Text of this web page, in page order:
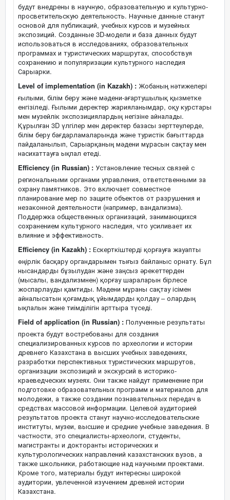
будут внедрены в научную, образовательную и культурно-
просветительскую деятельность. Научные данные станут
основой для публикаций, учебных курсов и музейных
экспозиций. Созданные 3D-модели и база данных будут
использоваться в исследованиях, образовательных
программах и туристических маршрутах, способствуя
сохранению и популяризации культурного наследия
Сарыарки.
Level of implementation (in Kazakh) : Жобаның нәтижелері
ғылыми, білім беру және мәдени-ағартушылық қызметке
енгізіледі. Ғылыми деректер жарияланымдар, оқу курстары
мен музейлік экспозициялардың негізіне айналады.
Құрылған 3D үлгілер мен деректер базасы зерттеулерде,
білім беру бағдарламаларында және туристік бағыттарда
пайдаланылып, Сарыарқаның мәдени мұрасын сақтау мен
насихаттауға ықпал етеді.
Efficiency (in Russian) : Установление тесных связей с
региональными органами управления, ответственными за
охрану памятников. Это включает совместное
планирование мер по защите объектов от разрушения и
незаконной деятельности (например, вандализма).
Поддержка общественных организаций, занимающихся
сохранением культурного наследия, что усиливает их
влияние и эффективность.
Efficiency (in Kazakh) : Ескерткіштерді қорғауға жауапты
өңірлік басқару органдарымен тығыз байланыс орнату. Бұл
нысандарды бұзылудан және заңсыз әрекеттерден
(мысалы, вандализмнен) қорғау шараларын бірлесе
жоспарлауды қамтиды. Мәдени мұраны сақтау ісімен
айналысатын қоғамдық ұйымдарды қолдау – олардың
ықпалын және тиімділігін арттыра түседі.
Field of application (in Russian) : Полученные результаты
проекта будут востребованы для создания
специализированных курсов по археологии и истории
древнего Казахстана в высших учебных заведениях,
разработки перспективных туристических маршрутов,
организации экспозиций и экскурсий в историко-
краеведческих музеях. Они также найдут применение при
подготовке образовательных программ и материалов для
молодежи, а также создании познавательных передач в
средствах массовой информации. Целевой аудиторией
результатов проекта станут научно-исследовательские
институты, музеи, высшие и средние учебные заведения. В
частности, это специалисты-археологи, студенты,
магистранты и докторанты исторических и
культурологических направлений казахстанских вузов, а
также школьники, работающие над научными проектами.
Кроме того, материалы будут интересны широкой
аудитории, увлеченной изучением древней истории
Казахстана.